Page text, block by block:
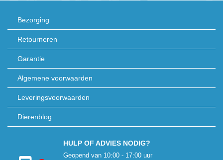
Bezorging
Retourneren
Garantie
Algemene voorwaarden
Leveringsvoorwaarden
Dierenblog
HULP OF ADVIES NODIG?
Geopend van 10:00 - 17:00 uur